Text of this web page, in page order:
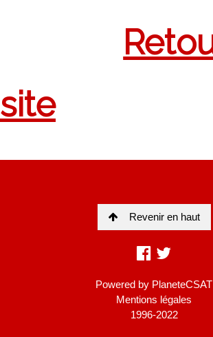
Revenir en haut
Powered by PlaneteCSAT
Mentions légales
1996-2022